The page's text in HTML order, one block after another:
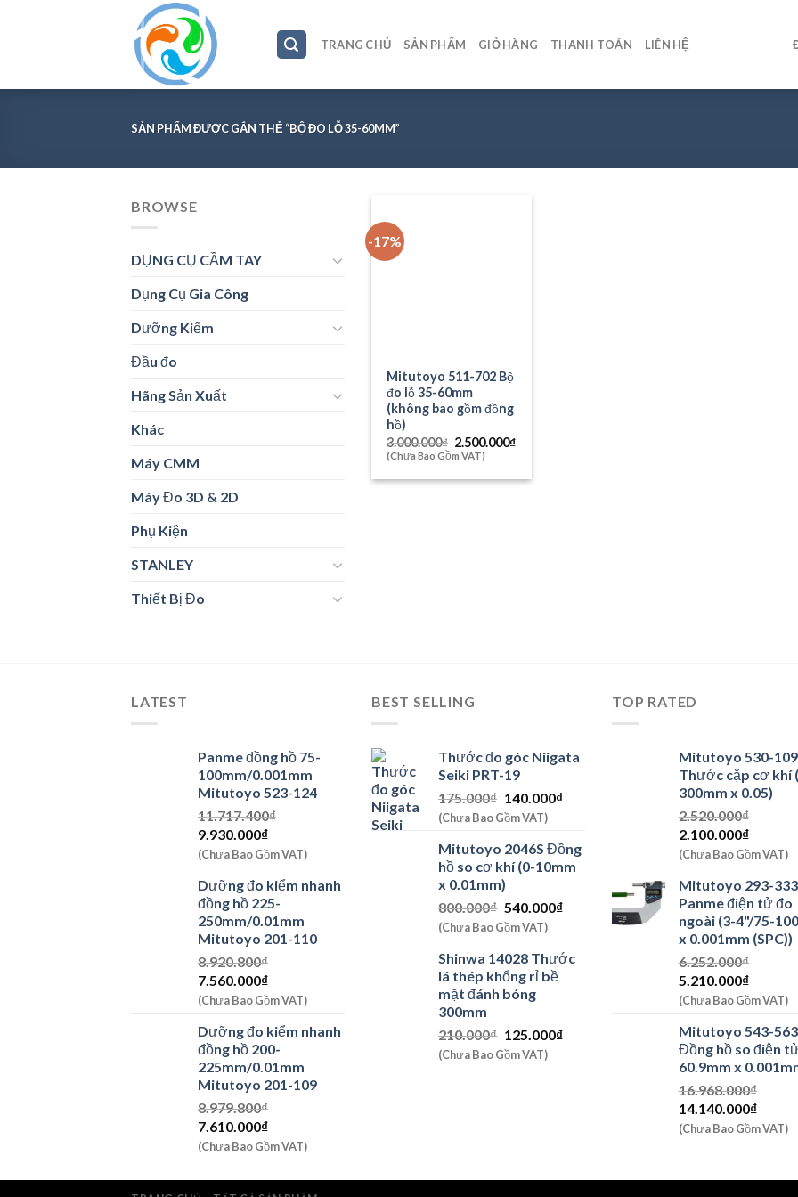
TRANG CHỦ SẢN PHẨM GIỎ HÀNG THANH TOÁN LIÊN HỆ
SẢN PHẨM ĐƯỢC GẮN THẺ “BỘ ĐO LỖ 35-60MM”
BROWSE
DỤNG CỤ CẦM TAY
Dụng Cụ Gia Công
Dưỡng Kiểm
Đầu đo
Hãng Sản Xuất
Khác
Máy CMM
Máy Đo 3D & 2D
Phụ Kiện
STANLEY
Thiết Bị Đo
-17%
Mitutoyo 511-702 Bộ
đo lỗ 35-60mm
(không bao gồm đồng
hồ)
3.000.000₫ Giá
gốc
3.000.000₫.
2.500.000₫Giá
là:
(Chưa Bao Gồm VAT)
LATEST
Panme đồng hồ 75-
100mm/0.001mm
Mitutoyo 523-124
11.717.400₫
Giá
gốc
11.717.400₫.
9.930.000₫Giá
hiện
là:
9.930.000₫.
(Chưa Bao Gồm VAT)
Dưỡng đo kiểm nhanh
đồng hồ 225-
250mm/0.01mm
Mitutoyo 201-110
8.920.800₫
Giá
gốc
8.920.800₫.
7.560.000₫Giá
hiện
là:
7.560.000₫.
(Chưa Bao Gồm VAT)
Dưỡng đo kiểm nhanh
đồng hồ 200-
225mm/0.01mm
Mitutoyo 201-109
8.979.800₫
Giá
gốc
8.979.800₫.
7.610.000₫Giá
hiện
là:
(Chưa Bao Gồm VAT)
BEST SELLING
Thước đo góc Niigata
Seiki PRT-19
175.000₫ Giá
gốc
175.000₫.
140.000₫Giá
là:
140.000₫.
(Chưa Bao Gồm VAT)
Mitutoyo 2046S Đồng
hồ so cơ khí (0-10mm
x 0.01mm)
800.000₫ Giá
gốc
800.000₫.
540.000₫Giá
là:
(Chưa Bao Gồm VAT)
Shinwa 14028 Thước
lá thép khổng rỉ bề
mặt đánh bóng
300mm
210.000₫ Giá
gốc
125.000₫Giá
(Chưa Bao Gồm VAT)
TOP RATED
Mitutoyo 530-109
Thước cặp cơ khí
300mm x 0.05)
2.520.000₫
Giá
gốc
2.520.000₫.
2.100.000₫Giá
hiện
là:
(Chưa Bao Gồm VAT)
Mitutoyo 293-
Panme điện tử đo
ngoài (3-4"/75-
x 0.001mm (SPC))
6.252.000₫
Giá
gốc
6.252.000₫.
5.210.000₫Giá
hiện
là:
(Chưa Bao Gồm VAT)
Mitutoyo 543-
Đồng hồ so điện
60.9mm x
16.968.000₫
Giá
gốc
14.140.000₫Giá
hiện
(Chưa Bao Gồm VAT)